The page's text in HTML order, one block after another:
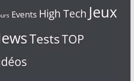
Events High Tech Jeux
TestsTOP